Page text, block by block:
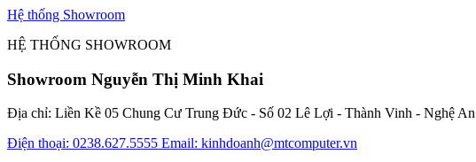
Hệ thống Showroom
HỆ THỐNG SHOWROOM
Showroom Nguyễn Thị Minh Khai
Địa chỉ: Liền Kề 05 Chung Cư Trung Đức - Số 02 Lê Lợi - Thành Vinh - Nghệ An
Điện thoại: 0238.627.5555 Email: kinhdoanh@mtcomputer.vn